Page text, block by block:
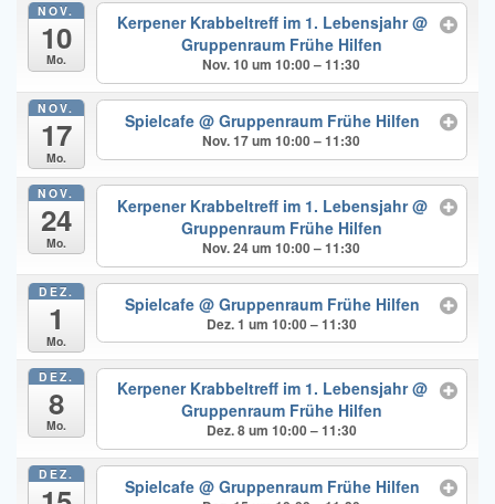
NOV.
10
Mo.
Kerpener Krabbeltreff im 1. Lebensjahr@
Gruppenraum Frühe Hilfen
Nov. 10 um 10:00 – 11:30
NOV.
17
Mo.
Spielcafe@ Gruppenraum Frühe Hilfen
Nov. 17 um 10:00 – 11:30
NOV.
24
Mo.
Kerpener Krabbeltreff im 1. Lebensjahr@
Gruppenraum Frühe Hilfen
Nov. 24 um 10:00 – 11:30
DEZ.
1
Mo.
Spielcafe@ Gruppenraum Frühe Hilfen
Dez. 1 um 10:00 – 11:30
DEZ.
8
Mo.
Kerpener Krabbeltreff im 1. Lebensjahr@
Gruppenraum Frühe Hilfen
Dez. 8 um 10:00 – 11:30
DEZ.
Spielcafe@ Gruppenraum Frühe Hilfen